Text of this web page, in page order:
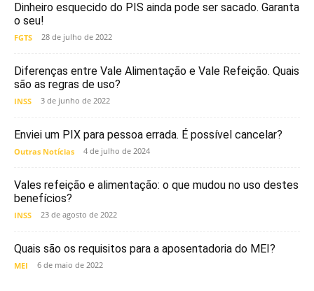
Dinheiro esquecido do PIS ainda pode ser sacado. Garanta
o seu!
FGTS 28 de julho de 2022
Diferenças entre Vale Alimentação e Vale Refeição. Quais
são as regras de uso?
INSS 3 de junho de 2022
Enviei um PIX para pessoa errada. É possível cancelar?
Outras Notícias 4 de julho de 2024
Vales refeição e alimentação: o que mudou no uso destes
benefícios?
INSS 23 de agosto de 2022
Quais são os requisitos para a aposentadoria do MEI?
MEI 6 de maio de 2022